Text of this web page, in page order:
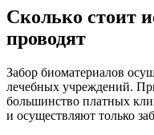
Сколько стоит
проводят
Забор биоматериалов
лечебных учреждений.
большинство платных
и осуществляют только